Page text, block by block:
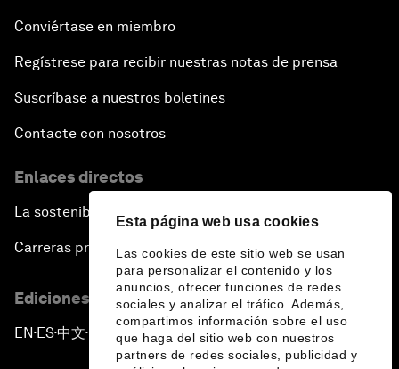
Esta página web usa cookies
Las cookies de este sitio web se usan
para personalizar el contenido y los
anuncios, ofrecer funciones de redes
sociales y analizar el tráfico. Además,
compartimos información sobre el uso
que haga del sitio web con nuestros
partners de redes sociales, publicidad y
Conviértase en miembro
Regístrese para recibir nuestras notas de prensa
Suscríbase a nuestros boletines
Contacte con nosotros
Enlaces directos
La sostenibilidad en el Foro
Carreras profesionales
Ediciones en otros idiomas
EN ▪ES▪中文▪ 日本語